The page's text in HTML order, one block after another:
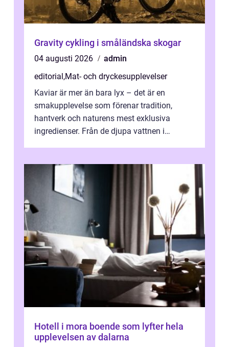
Gravity cykling i småländska skogar
04 augusti 2026
admin
editorial,Mat- och dryckesupplevelser
Kaviar är mer än bara lyx – det är en
smakupplevelse som förenar tradition,
hantverk och naturens mest exklusiva
ingredienser. Från de djupa vattnen i
Hotell i mora boende som lyfter hela
upplevelsen av dalarna